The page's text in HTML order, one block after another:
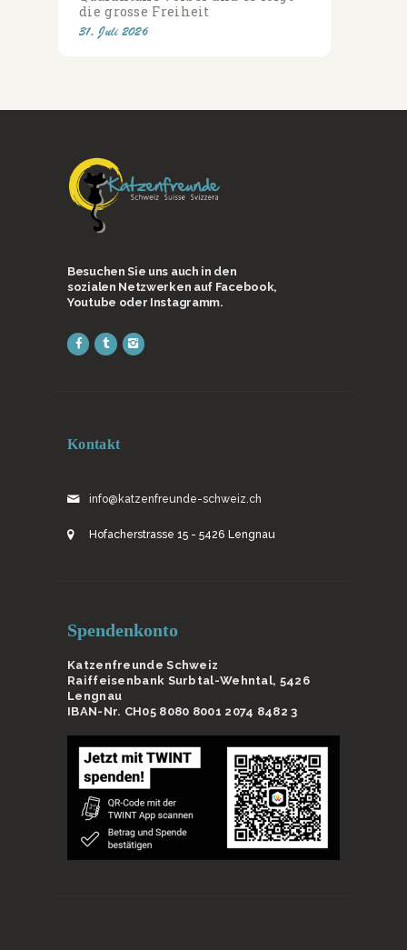
die grosse Freiheit
31. Juli 2026
Besuchen Sie uns auch in den
sozialen Netzwerken auf Facebook,
Youtube oder Instagramm.
Kontakt
info@katzenfreunde-schweiz.ch
Hofacherstrasse 15 - 5426 Lengnau
Spendenkonto
Katzenfreunde Schweiz
Raiffeisenbank Surbtal-Wehntal, 5426
Lengnau
IBAN-Nr. CH05 8080 8001 2074 8482 3